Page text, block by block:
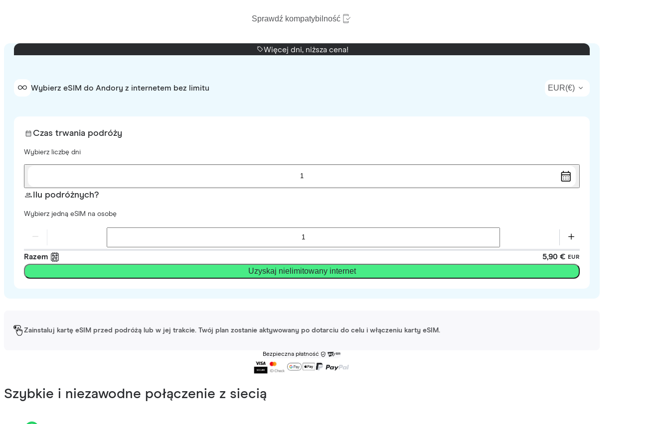
Sprawdź kompatybilność
Więcej dni, niższa cena!
Wybierz eSIM do Andory z internetem bez limitu EUR(€)
Czas trwania podróży
Wybierz liczbę dni
1
Ilu podróżnych?
Wybierz jedną eSIM na osobę
Razem 5,90 € EUR
Uzyskaj nielimitowany internet
Zainstaluj kartę eSIM przed podróżą lub w jej trakcie. Twój plan zostanie aktywowany po dotarciu do celu i włączeniu karty eSIM.
Bezpieczna płatność
Szybkie i niezawodne połączenie z siecią